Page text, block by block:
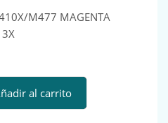
410X/M477 MAGENTA
410X/M477 MAGENTA ALTA
al carrito